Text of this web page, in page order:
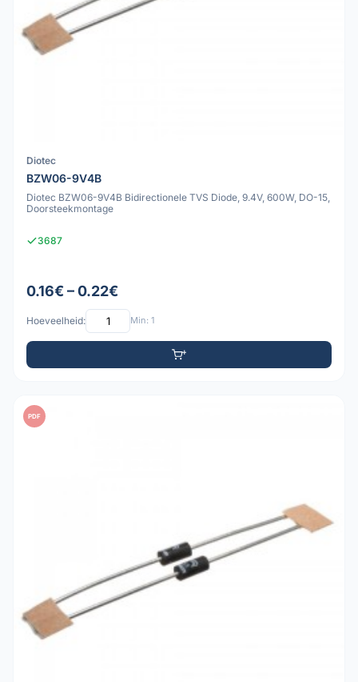
Diotec
BZW06-9V4B
Diotec BZW06-9V4B Bidirectionele TVS Diode, 9.4V, 600W, DO-15,
Doorsteekmontage
3687
0.16€ – 0.22€
Hoeveelheid: Min: 1
PDF